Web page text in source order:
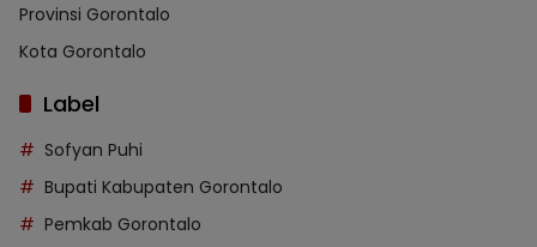
Provinsi Gorontalo
Kota Gorontalo
Label
Sofyan Puhi
Bupati Kabupaten Gorontalo
Pemkab Gorontalo